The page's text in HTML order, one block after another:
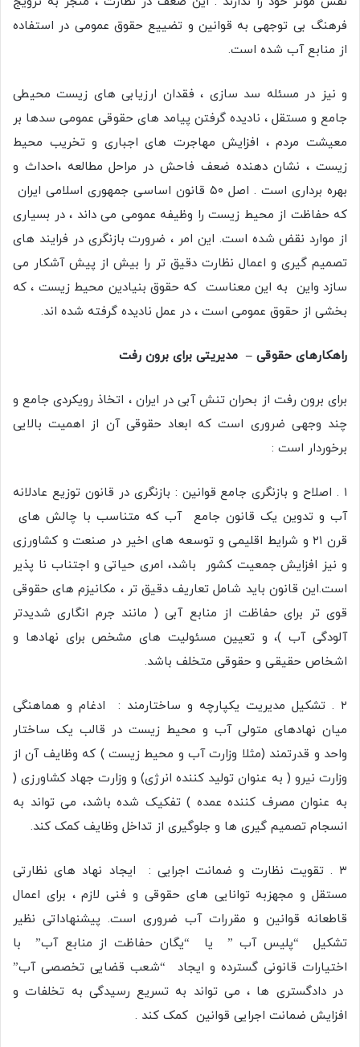
فرهنگ بی توجهی به قوانین و تضییع حقوق عمومی در استفاده
از منابع آب شده است.
و نیز در مسئله سد سازی ، فقدان ارزیابی های زیست محیطی
جامع و مستقل ، نادیده گرفتن پیامد های حقوقی عمومی سدها بر
معیشت مردم ، افزایش مهاجرت های اجباری و تخریب محیط
زیست ، نشان دهنده ضعف فاحش در مراحل مطالعه ،احداث و
بهره برداری است . اصل ۵۰ قانون اساسی جمهوری اسلامی ایران
که حفاظت از محیط زیست را وظیفه عمومی می داند ، در بسیاری
از موارد نقض شده است. این امر ، ضرورت بازنگری در فرایند های
تصمیم گیری و اعمال نظارت دقیق تر را بیش از پیش آشکار می
سازد واین به این معناست که حقوق بنیادین محیط زیست ، که
بخشی از حقوق عمومی است ، در عمل نادیده گرفته شده اند.
راهکارهای حقوقی – مدیریتی برای برون رفت
برای برون رفت از بحران تنش آبی در ایران ، اتخاذ رویکردی جامع و
چند وجهی ضروری است که ابعاد حقوقی آن از اهمیت بالایی
برخوردار است :
۱ . اصلاح و بازنگری جامع قوانین : بازنگری در قانون توزیع عادلانه
آب و تدوین یک قانون جامع آب که متناسب با چالش های
قرن ۲۱ و شرایط اقلیمی و توسعه های اخیر در صنعت و کشاورزی
و نیز افزایش جمعیت کشور باشد، امری حیاتی و اجتناب نا پذیر
است.این قانون باید شامل تعاریف دقیق تر ، مکانیزم های حقوقی
قوی تر برای حفاظت از منابع آبی ( مانند جرم انگاری شدیدتر
آلودگی آب )، و تعیین مسئولیت های مشخص برای نهادها و
اشخاص حقیقی و حقوقی متخلف باشد.
۲ . تشکیل مدیریت یکپارچه و ساختارمند : ادغام و هماهنگی
میان نهادهای متولی آب و محیط زیست در قالب یک ساختار
واحد و قدرتمند (مثلا وزارت آب و محیط زیست ) که وظایف آن از
وزارت نیرو ( به عنوان تولید کننده انرژی) و وزارت جهاد کشاورزی (
به عنوان مصرف کننده عمده ) تفکیک شده باشد، می تواند به
انسجام تصمیم گیری ها و جلوگیری از تداخل وظایف کمک کند.
۳ . تقویت نظارت و ضمانت اجرایی : ایجاد نهاد های نظارتی
مستقل و مجهزبه توانایی های حقوقی و فنی لازم ، برای اعمال
قاطعانه قوانین و مقررات آب ضروری است. پیشنهاداتی نظیر
تشکیل “پلیس آب ” یا “یگان حفاظت از منابع آب” با
اختیارات قانونی گسترده و ایجاد “شعب قضایی تخصصی آب”
در دادگستری ها ، می تواند به تسریع رسیدگی به تخلفات و
افزایش ضمانت اجرایی قوانین کمک کند .